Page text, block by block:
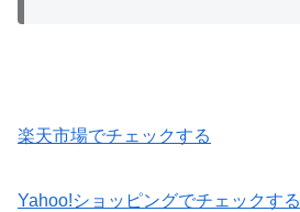
楽天市場でチェックする
Yahoo!ショッピングでチェックする